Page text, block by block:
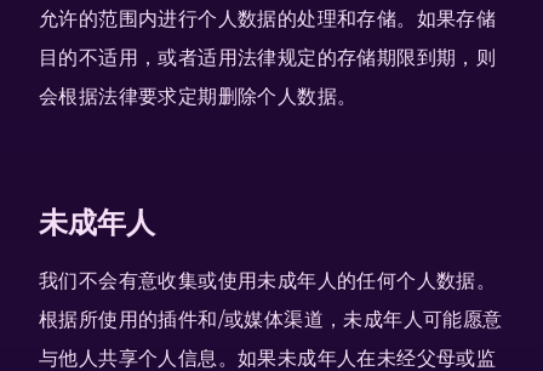
允许的范围内进行个人数据的处理和存储。如果存储
目的不适用，或者适用法律规定的存储期限到期，则
会根据法律要求定期删除个人数据。
未成年人
我们不会有意收集或使用未成年人的任何个人数据。
根据所使用的插件和/或媒体渠道，未成年人可能愿意
与他人共享个人信息。如果未成年人在未经父母或监